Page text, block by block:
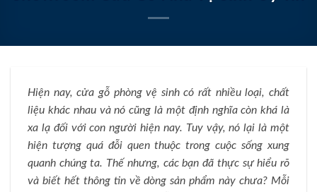
Hiện nay, cửa gỗ phòng vệ sinh có rất nhiều loại, chất
liệu khác nhau và nó cũng là một định nghĩa còn khá là
xa lạ đối với con người hiện nay. Tuy vậy, nó lại là một
hiện tượng quá đỗi quen thuộc trong cuộc sống xung
quanh chúng ta. Thế nhưng, các bạn đã thực sự hiểu rõ
và biết hết thông tin về dòng sản phẩm này chưa? Mỗi